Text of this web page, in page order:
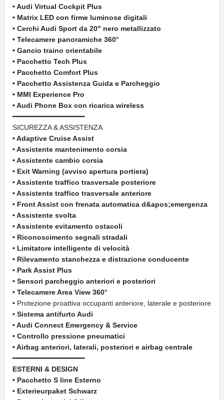
• Audi Virtual Cockpit Plus
• Matrix LED con firme luminose digitali
• Cerchi Audi Sport da 20" nero metallizzato
• Telecamere panoramiche 360°
• Gancio traino orientabile
• Pacchetto Tech Plus
• Pacchetto Comfort Plus
• Pacchetto Assistenza Guida e Parcheggio
• MMI Experience Pro
• Audi Phone Box con ricarica wireless
━━━━━━━━━━━━━━━━━━
SICUREZZA & ASSISTENZA
• Adaptive Cruise Assist
• Assistente mantenimento corsia
• Assistente cambio corsia
• Exit Warning (avviso apertura portiera)
• Assistente traffico trasversale posteriore
• Assistente traffico trasversale anteriore
• Front Assist con frenata automatica d&apos;emergenza
• Assistente svolta
• Assistente evitamento ostacoli
• Riconoscimento segnali stradali
• Limitatore intelligente di velocità
• Rilevamento stanchezza e distrazione conducente
• Park Assist Plus
• Sensori parcheggio anteriori e posteriori
• Telecamere Area View 360°
• Protezione proattiva occupanti anteriore, laterale e posteriore
• Sistema antifurto Audi
• Audi Connect Emergency & Service
• Controllo pressione pneumatici
• Airbag anteriori, laterali, posteriori e airbag centrale
━━━━━━━━━━━━━━━━━━
ESTERNI & DESIGN
• Pacchetto S line Esterno
• Exterieurpaket Schwarz